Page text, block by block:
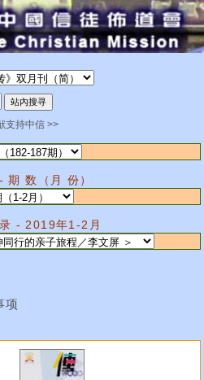
支持中信 >>
期 数（月 份）
- 2019年1-2月
项